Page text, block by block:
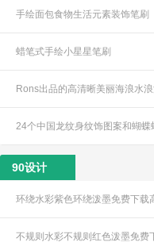
手绘面包食物生活元素装饰笔刷
蜡笔式手绘小星星笔刷
Rons出品的高清晰美丽海浪水
24个中国龙纹身纹饰图案和蝴
90设计
环绕水彩紫色环绕泼墨免费下载
不规则水彩不规则红色泼墨免费